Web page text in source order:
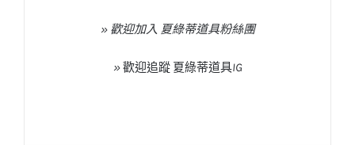
» 歡迎加入 夏綠蒂道具粉絲團
»歡迎追蹤 夏綠蒂道具IG